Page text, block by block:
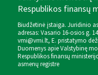
Respublikos finansų
Biudžetinė įstaiga. Juridinio
adresas: Vasario 16-osios g.
vmi@vmi.lt, E. pristatymo
Duomenys apie Valstybinę
Respublikos finansų
asmenų registre